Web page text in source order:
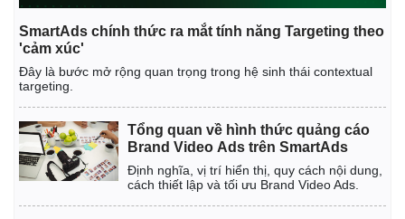
Kinh tế
Bất động sản
Khởi nghiệp
Thị trường
Tiêu dùng
Chứng khoán
Giá cà phê
SmartAds chính thức ra mắt tính năng Targeting theo
'cảm xúc'
Đây là bước mở rộng quan trọng trong hệ sinh thái contextual
targeting.
Tổng quan về hình thức quảng cáo
Brand Video Ads trên SmartAds
Định nghĩa, vị trí hiển thị, quy cách nội dung,
cách thiết lập và tối ưu Brand Video Ads.